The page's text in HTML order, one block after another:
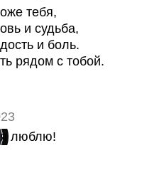
тебя,
и судьба,
и боль.
рядом с тобой.